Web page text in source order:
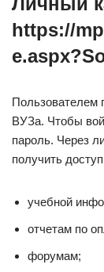
https://
Пользователем
ВУЗа. Чтобы
пароль. Через
получить
учебной
отчетам по
форумам;